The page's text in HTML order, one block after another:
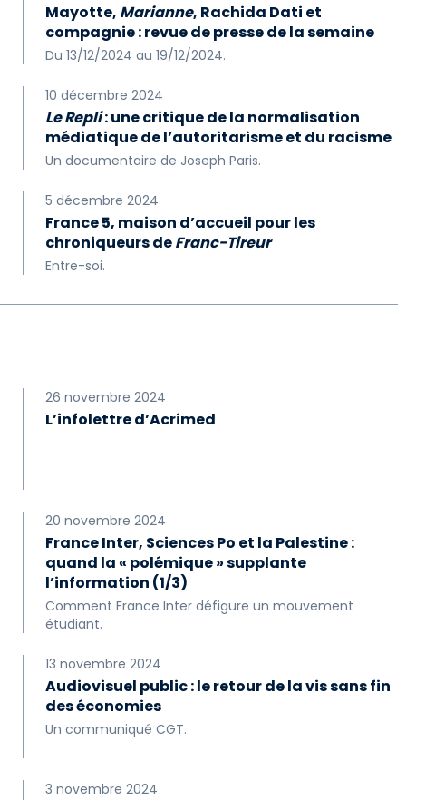
Mayotte, Marianne, Rachida Dati et
compagnie : revue de presse de la semaine
Du 13/12/2024 au 19/12/2024.
10 décembre 2024
Le Repli: une critique de la normalisation
médiatique de l’autoritarisme et du racisme
Un documentaire de Joseph Paris.
5 décembre 2024
France 5, maison d’accueil pour les
chroniqueurs deFranc-Tireur
Entre-soi.
26 novembre 2024
L’infolettre d’Acrimed
20 novembre 2024
France Inter, Sciences Po et la Palestine :
quand la « polémique » supplante
l’information (1/3)
Comment France Inter défigure un mouvement
étudiant.
13 novembre 2024
Audiovisuel public : le retour de la vis sans fin
des économies
Un communiqué CGT.
3 novembre 2024